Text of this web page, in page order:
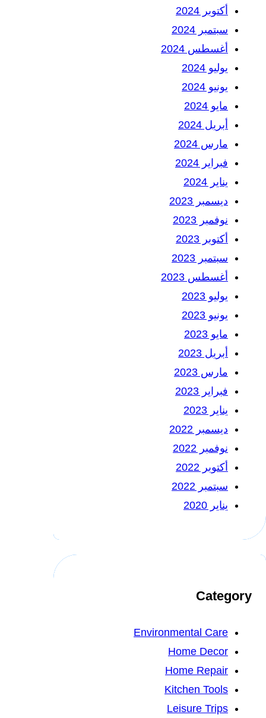
أكتوبر 2024
سبتمبر 2024
أغسطس 2024
يوليو 2024
يونيو 2024
مايو 2024
أبريل 2024
مارس 2024
فبراير 2024
يناير 2024
ديسمبر 2023
نوفمبر 2023
أكتوبر 2023
سبتمبر 2023
أغسطس 2023
يوليو 2023
يونيو 2023
مايو 2023
أبريل 2023
مارس 2023
فبراير 2023
يناير 2023
ديسمبر 2022
نوفمبر 2022
أكتوبر 2022
سبتمبر 2022
يناير 2020
Category
Environmental Care
Home Decor
Home Repair
Kitchen Tools
Leisure Trips